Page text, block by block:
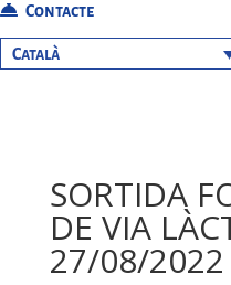
Contacte
Català
SORTIDA
DE VIA
27/08/2022